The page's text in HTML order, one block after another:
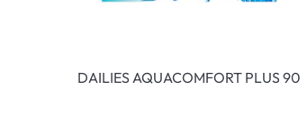
DAILIES AQUACOMFORT PLUS 90